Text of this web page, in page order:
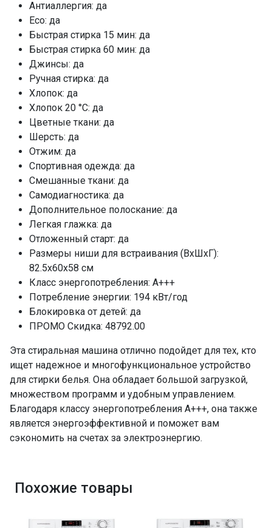
Антиаллергия: да
Eco: да
Быстрая стирка 15 мин: да
Быстрая стирка 60 мин: да
Джинсы: да
Ручная стирка: да
Хлопок: да
Хлопок 20 °C: да
Цветные ткани: да
Шерсть: да
Отжим: да
Спортивная одежда: да
Смешанные ткани: да
Самодиагностика: да
Дополнительное полоскание: да
Легкая глажка: да
Отложенный старт: да
Размеры ниши для встраивания (ВхШхГ):
82.5х60х58 см
Класс энергопотребления: A+++
Потребление энергии: 194 кВт/год
Блокировка от детей: да
ПРОМО Скидка: 48792.00
Эта стиральная машина отлично подойдет для тех, кто
ищет надежное и многофункциональное устройство
для стирки белья. Она обладает большой загрузкой,
множеством программ и удобным управлением.
Благодаря классу энергопотребления A+++, она также
является энергоэффективной и поможет вам
сэкономить на счетах за электроэнергию.
Похожие товары